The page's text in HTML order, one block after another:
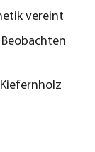
vereint